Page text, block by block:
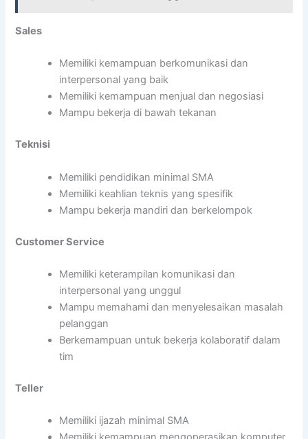
Sales
Memiliki kemampuan berkomunikasi dan
interpersonal yang baik
Memiliki kemampuan menjual dan negosiasi
Mampu bekerja di bawah tekanan
Teknisi
Memiliki pendidikan minimal SMA
Memiliki keahlian teknis yang spesifik
Mampu bekerja mandiri dan berkelompok
Customer Service
Memiliki keterampilan komunikasi dan
interpersonal yang unggul
Mampu memahami dan menyelesaikan masalah
pelanggan
Berkemampuan untuk bekerja kolaboratif dalam
tim
Teller
Memiliki ijazah minimal SMA